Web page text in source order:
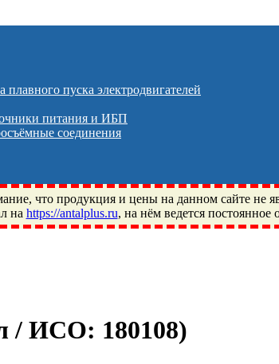
плавного пуска электродвигателей
питания и ИБП
соединения
что продукция и цены на данном сайте не
на https://antalplus.ru, на нём ведется постоянное
Москва, Пушкино, Королёв, Балашиха,
WHX, ZWZ, CRAFT, СПЗ-4, NECTECH,
/ ИСО: 180108)